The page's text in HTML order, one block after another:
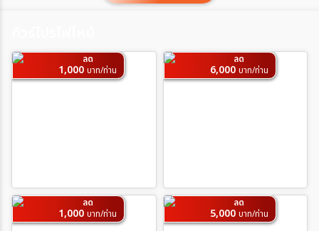
ลด
1,000 บาท/ท่าน
ลด
6,000 บาท/ท่าน
ลด
1,000 บาท/ท่าน
ลด
5,000 บาท/ท่าน